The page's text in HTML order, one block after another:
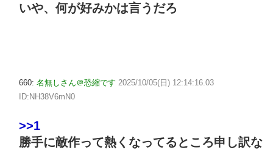
いや、何が好みかは言うだろ
660: 名無しさん＠恐縮です 2025/10/05(日) 12:14:16.03
ID:NH38V6mN0
>>1
勝手に敵作って熱くなってるところ申し訳な